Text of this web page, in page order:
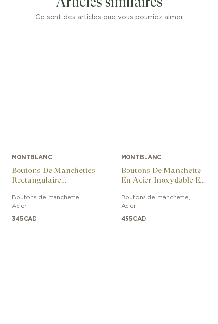
Ce sont des articles que vous pourriez aimer
MONTBLANC
Boutons De Manchettes
Rectangulaire
Boutons de manchette
Acier
345CAD
MONTBLANC
Boutons De Manchette
En Acier Inoxydable Et
Boutons de manchette
Acier
455CAD